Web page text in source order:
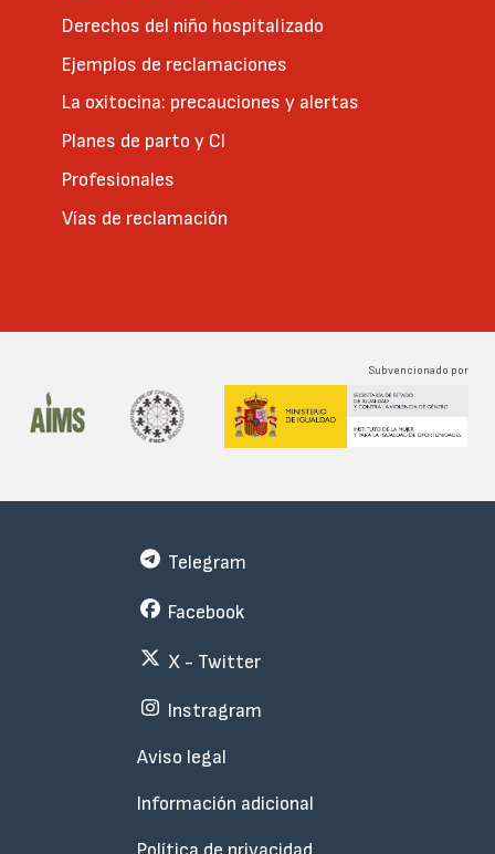
Derechos del niño hospitalizado
Ejemplos de reclamaciones
La oxitocina: precauciones y alertas
Planes de parto y CI
Profesionales
Vías de reclamación
Subvencionado por
Subfooter
Telegram
Facebook
X - Twitter
Instragram
Aviso legal
Información adicional